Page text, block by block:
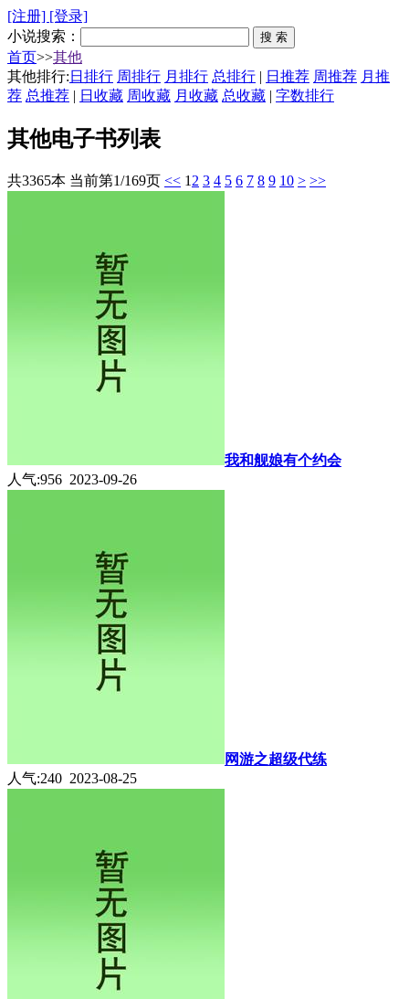
[注册] [登录]
小说搜索：
首页>>其他
其他排行: 日排行 周排行 月排行 总排行 | 日推荐 周推荐 月推
荐 总推荐 | 日收藏 周收藏 月收藏 总收藏 | 字数排行
其他电子书列表
共3365本 当前第1/169页 << 1 2 3 4 5 6 7 8 9 10 > >>
我和舰娘有个约会
人气:956 2023-09-26
网游之超级代练
人气:240 2023-08-25